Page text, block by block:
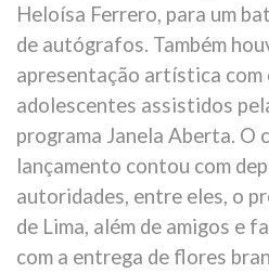
Heloísa Ferrero, para um
de autógrafos. Também
apresentação artística com
adolescentes assistidos
programa Janela Aberta. O
lançamento contou com
autoridades, entre eles, o
de Lima, além de amigos e
com a entrega de flores